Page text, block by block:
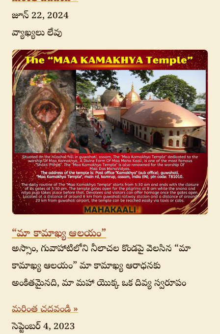
జూన్ 22, 2024
వ్యాఖ్యలు లేవు
“మా కామాఖ్య ఆలయం”
అస్సాం, గువాహాటిలోని నీలాచల కొండపై వెలసిన “మా
కామాఖ్య ఆలయం” మా కామాఖ్య ఆరాధనకు
అంకితమైనది, మా మహా యొక్క ఒక దివ్య స్వరూపం
మరింత చదవండి »
సెప్టెంబర్ 4, 2023